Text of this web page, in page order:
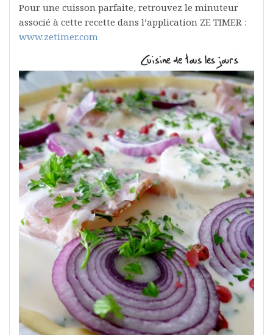
Pour une cuisson parfaite, retrouvez le minuteur
associé à cette recette dans l’application ZE TIMER :
www.zetimer.com